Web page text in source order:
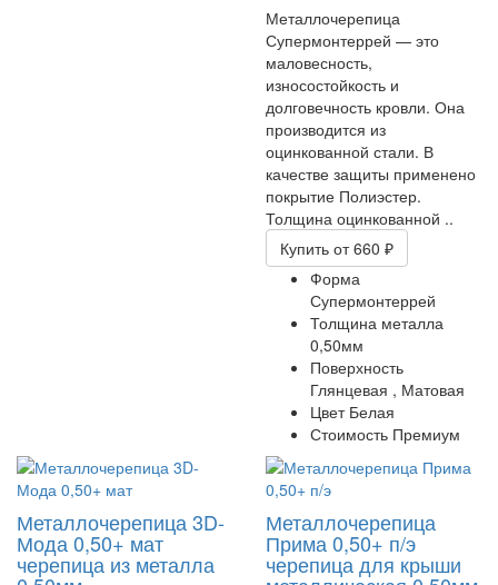
Металлочерепица
Супермонтеррей — это
маловесность,
износостойкость и
долговечность кровли. Она
производится из
оцинкованной стали. В
качестве защиты применено
покрытие Полиэстер.
Толщина оцинкованной ..
Купить от 660 ₽
Форма
Супермонтеррей
Толщина металла
0,50мм
Поверхность
Глянцевая , Матовая
Цвет Белая
Стоимость Премиум
Металлочерепица 3D-
Мода 0,50+ мат
черепица из металла
Металлочерепица
Прима 0,50+ п/э
черепица для крыши